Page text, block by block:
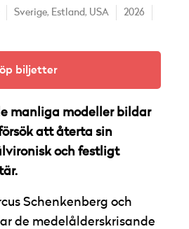
Sverige, Estland, USA
2026
biljetter
manliga modeller bildar
att återta sin
och festligt
Schenkenberg och
de medelålderskrisande